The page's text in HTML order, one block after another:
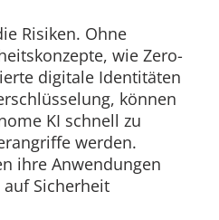
Risiken. Ohne
wie Zero-
digitale Identitäten
können
KI schnell zu
werden.
ihre Anwendungen
Sicherheit